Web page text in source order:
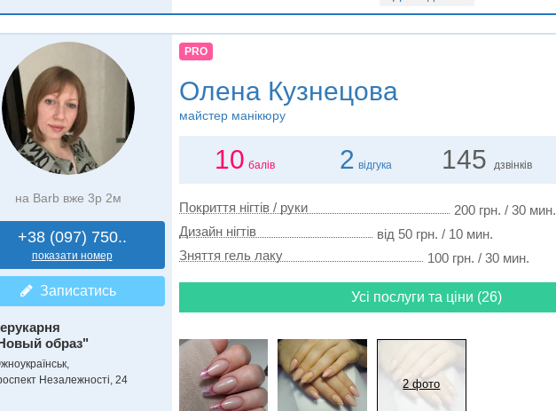
на Barb вже 3р 2м
+38 (097) 750..
показати номер
Записатись
образ"
Незалежності, 24
PRO
Олена Кузнецова
майстер манікюру
10 балів 2 відгука 145 дзвінків
Покриття нігтів / руки
200 грн. / 30 мин.
Дизайн нігтів
від 50 грн. / 10 мин.
Зняття гель лаку
100 грн. / 30 мин.
Усі послуги та ціни (26)
2 фото